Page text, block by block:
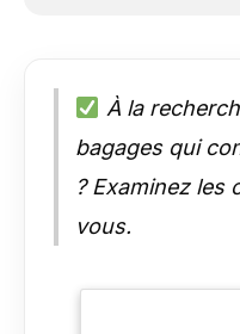
À la
bagages qui
? Examinez les
vous.